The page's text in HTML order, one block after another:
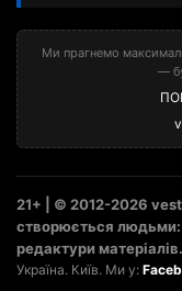
Ми прагнемо
—
21+ | © 2012-2026
створюється
редактури матеріалів.
Україна. Київ. Ми у: